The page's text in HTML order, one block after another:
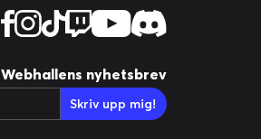
Webhallens nyhetsbrev
Skriv upp mig!